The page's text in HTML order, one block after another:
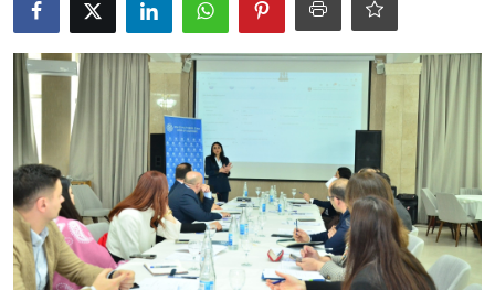
Reklam və elan
Biz kimik?
Bütün xəbərlər
Gündəlik
Rəsmi